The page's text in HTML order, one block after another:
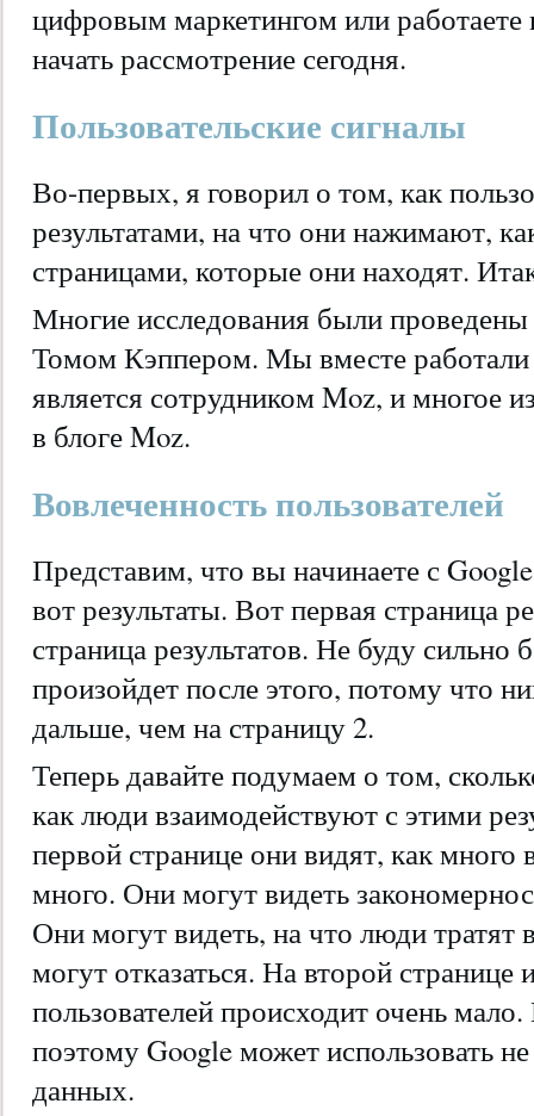
цифровым маркетингом или
начать рассмотрение сегодня.
Пользовательские сигналы
Во-первых, я говорил о том, как
результатами, на что они нажимают,
страницами, которые они находят.
Многие исследования были
Томом Кэппером. Мы вместе
является сотрудником Moz, и многое
в блоге Moz.
Вовлеченность пользователей
Представим, что вы начинаете с
вот результаты. Вот первая страница
страница результатов. Не буду сильно
произойдет после этого, потому что
дальше, чем на страницу 2.
Теперь давайте подумаем о том,
как люди взаимодействуют с этими
первой странице они видят, как
много. Они могут видеть
Они могут видеть, на что люди тратят
могут отказаться. На второй странице
пользователей происходит очень
поэтому Google может использовать
данных.